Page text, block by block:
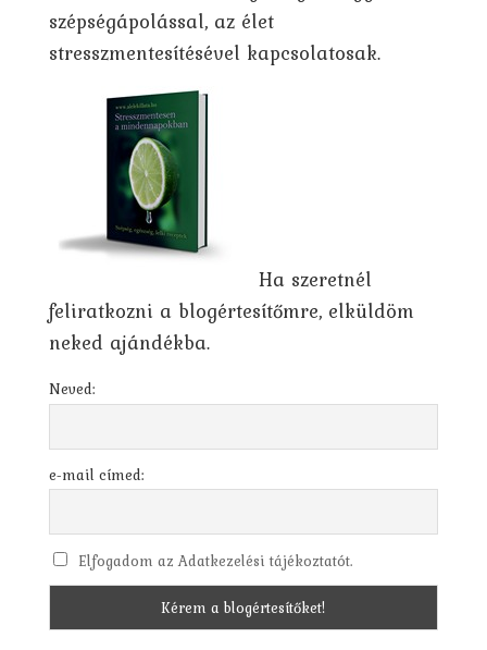
szépségápolással, az élet
stresszmentesítésével kapcsolatosak.
Ha szeretnél
feliratkozni a blogértesítőmre, elküldöm
neked ajándékba.
Neved:
e-mail címed:
Elfogadom az Adatkezelési tájékoztatót.